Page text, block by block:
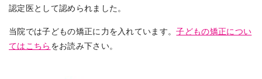
認定医として認められました。
当院では子どもの矯正に力を入れています。子どもの矯正につい
てはこちら をお読み下さい。